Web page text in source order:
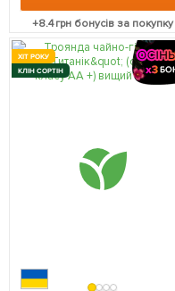
+8.4грн бонусів за покупку
ХІТ РОКУ
КЛІН СОРТІН